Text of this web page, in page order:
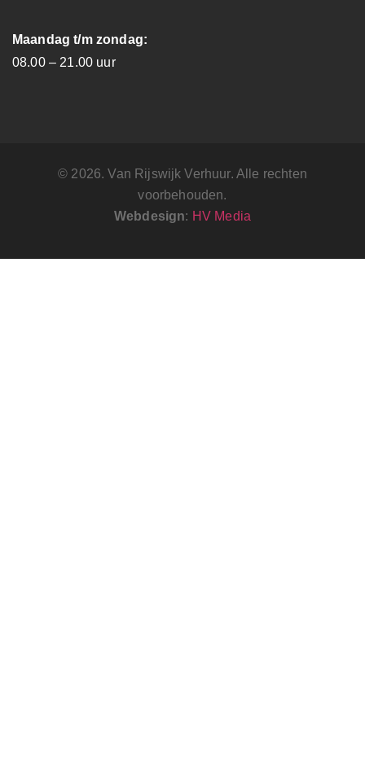
Maandag t/m zondag:
08.00 – 21.00 uur
© 2026. Van Rijswijk Verhuur. Alle rechten
voorbehouden.
Webdesign: HV Media